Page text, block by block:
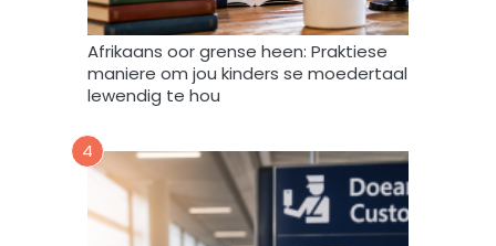
r
w
e
r
,
s
o
Afrikaans oor grense heen: Praktiese
maniere om jou kinders se moedertaal
lewendig te hou
4